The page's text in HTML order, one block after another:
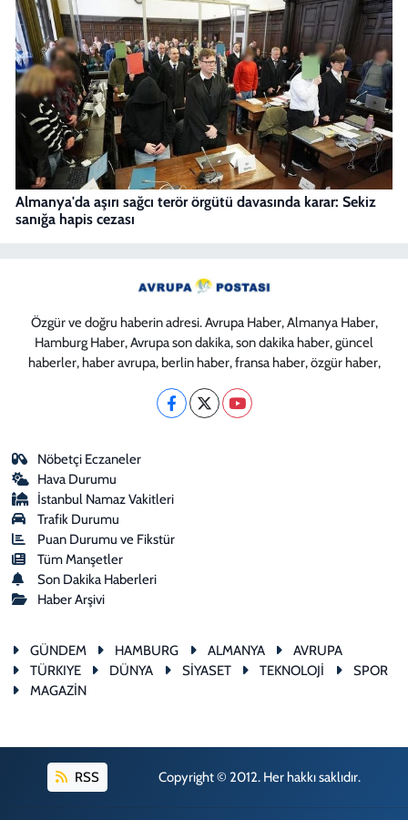
Almanya'da aşırı sağcı terör örgütü davasında karar: Sekiz
sanığa hapis cezası
Özgür ve doğru haberin adresi. Avrupa Haber, Almanya Haber,
Hamburg Haber, Avrupa son dakika, son dakika haber, güncel
haberler, haber avrupa, berlin haber, fransa haber, özgür haber,
Nöbetçi Eczaneler
Hava Durumu
İstanbul Namaz Vakitleri
Trafik Durumu
Puan Durumu ve Fikstür
Tüm Manşetler
Son Dakika Haberleri
Haber Arşivi
GÜNDEM HAMBURG ALMANYA
AVRUPA
TÜRKIYE
DÜNYA SİYASET TEKNOLOJİ
SPOR
MAGAZİN
RSS Copyright © 2012. Her hakkı saklıdır.